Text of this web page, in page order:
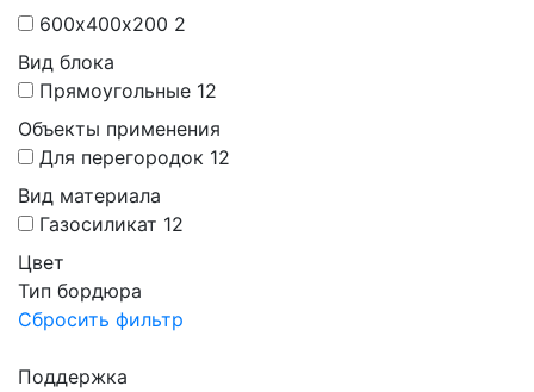
600х400х200 2
Вид блока
Прямоугольные 12
Объекты применения
Для перегородок 12
Вид материала
Газосиликат 12
Цвет
Тип бордюра
Сбросить фильтр
Поддержка